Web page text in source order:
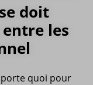
doit
les
quoi pour